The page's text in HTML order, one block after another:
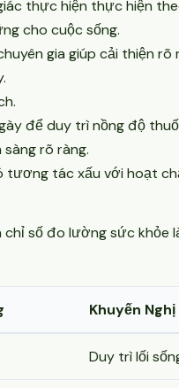
thực hiện thực hiện
cho cuộc sống.
gia giúp cải thiện rõ
để duy trì nồng độ
rõ ràng.
tương tác xấu với hoạt
số đo lường sức khỏe
Khuyến Nghị
Duy trì lối